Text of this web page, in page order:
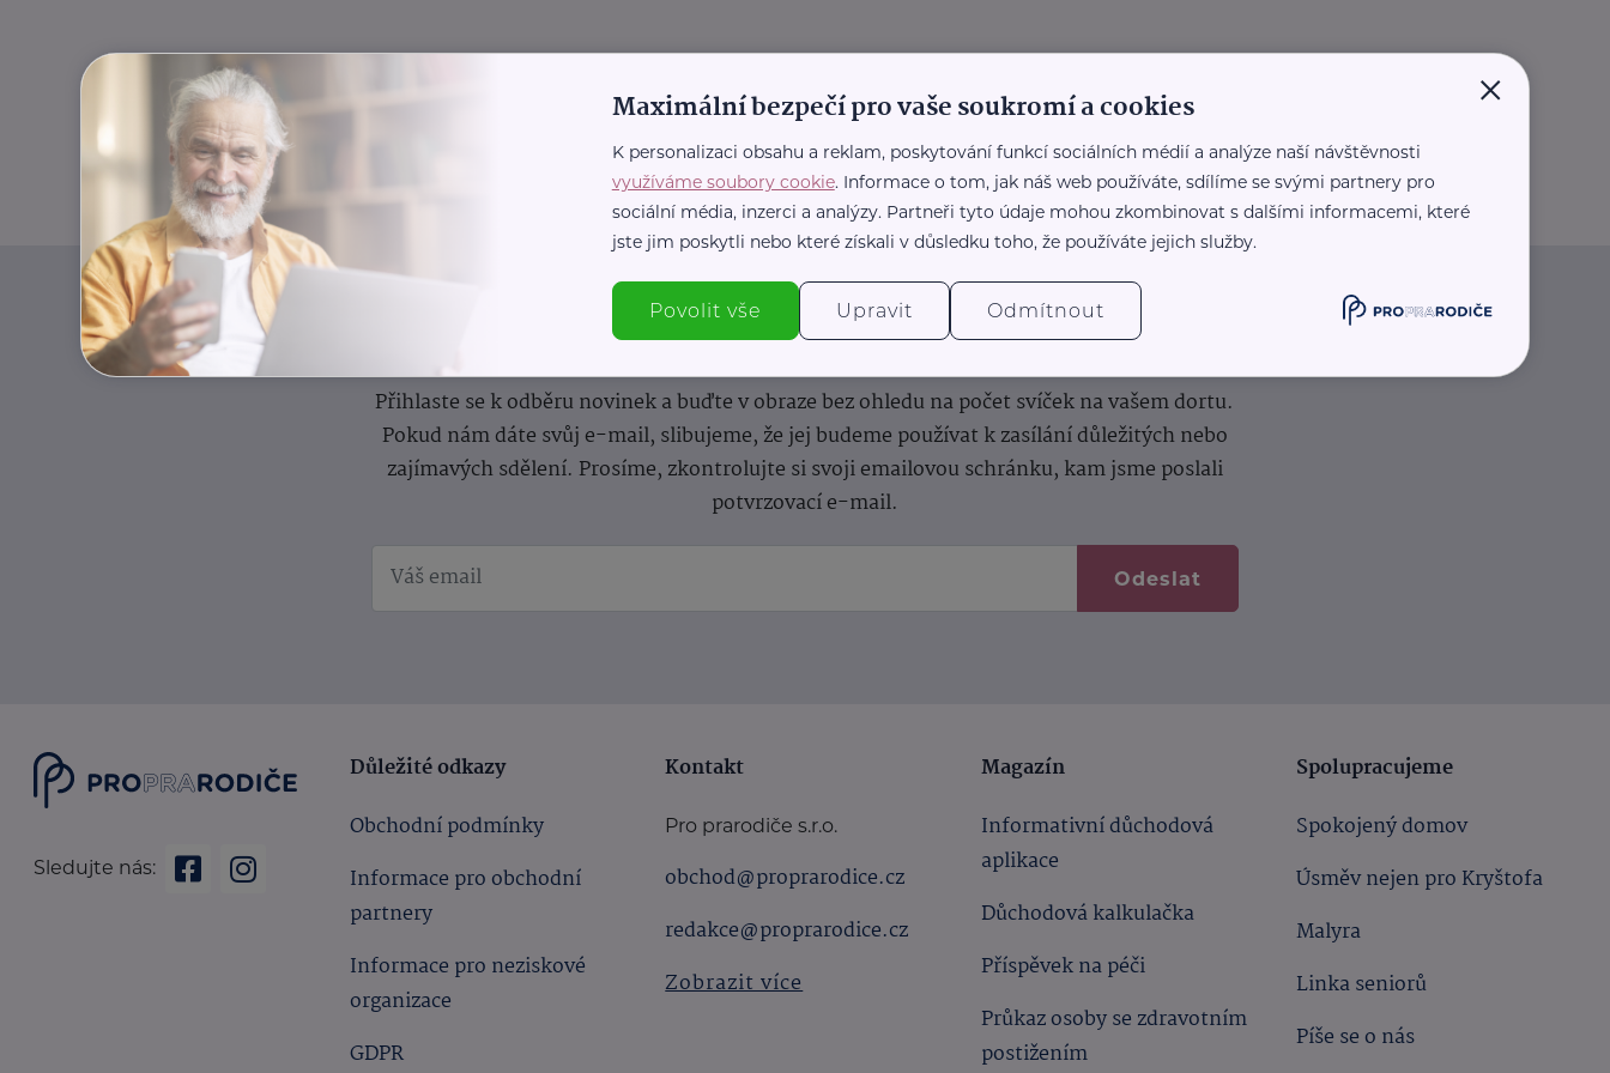
Informace(nejen)pro prarodiče
Přihlaste se k odběru novinek a buďte v obraze bez ohledu na počet svíček na vašem dortu.
Pokud nám dáte svůj e-mail, slibujeme, že jej budeme používat k zasílání důležitých nebo
zajímavých sdělení. Prosíme, zkontrolujte si svoji emailovou schránku, kam jsme poslali
potvrzovací e-mail.
Odeslat
Sledujte nás:
Důležité odkazy
Obchodní podmínky
Informace pro obchodní
partnery
Informace pro neziskové
organizace
GDPR
Kontakt
Pro prarodiče s.r.o.
obchod@proprarodice.cz
redakce@proprarodice.cz
Zobrazit více
Magazín
Informativní důchodová
aplikace
Důchodová kalkulačka
Příspěvek na péči
Průkaz osoby se zdravotním
postižením
Spolupracujeme
Spokojený domov
Úsměv nejen pro Kryštofa
Malyra
Linka seniorů
Píše se o nás
×
Maximální bezpečí pro vaše soukromí a cookies
K personalizaci obsahu a reklam, poskytování funkcí sociálních médií a analýze naší návštěvnosti
využíváme soubory cookie. Informace o tom, jak náš web používáte, sdílíme se svými partnery pro
sociální média, inzerci a analýzy. Partneři tyto údaje mohou zkombinovat s dalšími informacemi, které
jste jim poskytli nebo které získali v důsledku toho, že používáte jejich služby.
Povolit vše Upravit Odmítnout